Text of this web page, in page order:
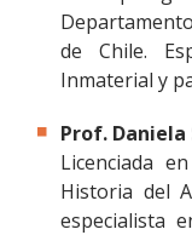
de Chile.
Inmaterial y
Prof. Daniela
Licenciada
Historia del
especialista